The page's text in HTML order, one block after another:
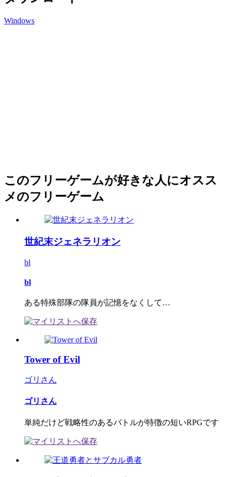
Windows
このフリーゲームが好きな人にオスス
メのフリーゲーム
世紀末ジェネラリオン
bl
bl
ある特殊部隊の隊員が記憶をなくして…
Tower of Evil
ゴリさん
ゴリさん
単純だけど戦略性のあるバトルが特徴の短いRPGです